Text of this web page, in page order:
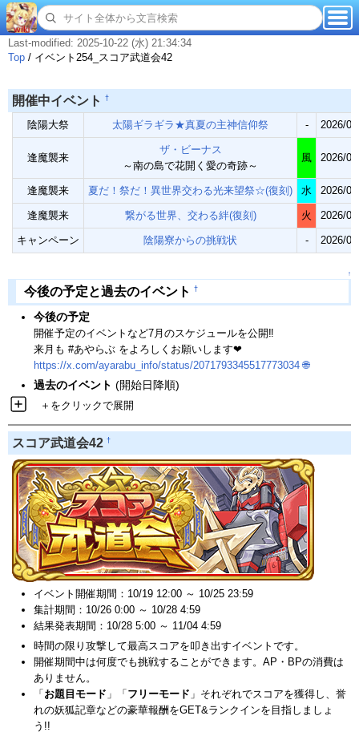
Last-modified: 2025-10-22 (水) 21:34:34
Top / イベント254_スコア武道会42
開催中イベント †
陰陽大祭 太陽ギラギラ★真夏の主神信仰祭 - 2026/
逢魔襲来
ザ・ビーナス
～南の島で花開く愛の奇跡～
風 2026/
逢魔襲来 夏だ！祭だ！異世界交わる光来望祭☆(復刻) 水 2026/
逢魔襲来 繋がる世界、交わる絆(復刻) 火 2026/
キャンペーン 陰陽寮からの挑戦状 - 2026/
↑
今後の予定と過去のイベント †
今後の予定
開催予定のイベントなど7月のスケジュールを公開‼
来月も #あやらぶ をよろしくお願いします❤
https://x.com/ayarabu_info/status/2071793345517773034 🌐
過去のイベント (開始日降順)
＋をクリックで展開
スコア武道会42 †
イベント開催期間：10/19 12:00 ～ 10/25 23:59
集計期間：10/26 0:00 ～ 10/28 4:59
結果発表期間：10/28 5:00 ～ 11/04 4:59
時間の限り攻撃して最高スコアを叩き出すイベントです。
開催期間中は何度でも挑戦することができます。AP・BPの消費は
ありません。
「お題目モード 」「フリーモード 」それぞれでスコアを獲得し、誉
れの妖狐記章などの豪華報酬をGET&ランクインを目指しましょ
う!!